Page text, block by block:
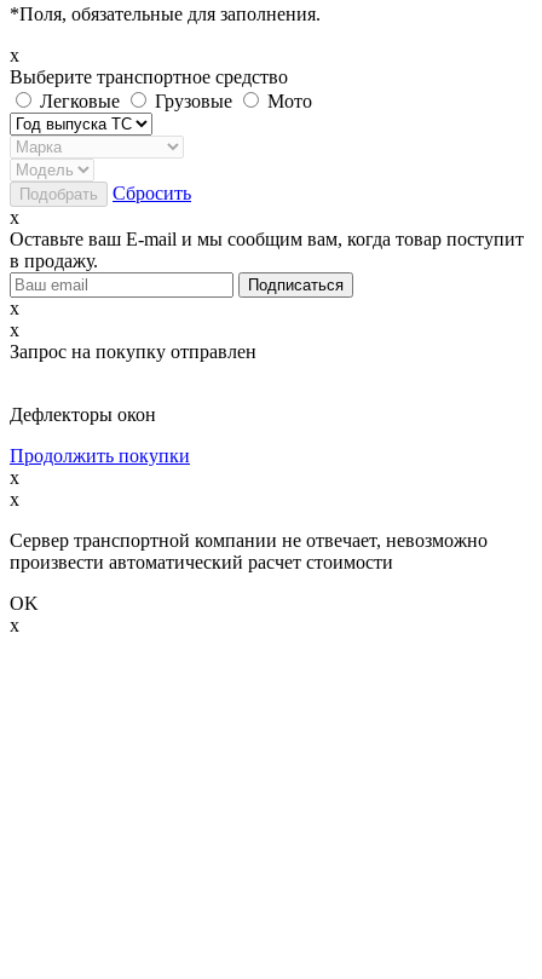
*Поля, обязательные для заполнения.
x
Выберите транспортное средство
Легковые
Грузовые Мото
Сбросить
x
Оставьте ваш E-mail и мы сообщим вам, когда товар поступит
в продажу.
x
x
Запрос на покупку отправлен
Дефлекторы окон
Продолжить покупки
x
x
Сервер транспортной компании не отвечает, невозможно
произвести автоматический расчет стоимости
OK
x